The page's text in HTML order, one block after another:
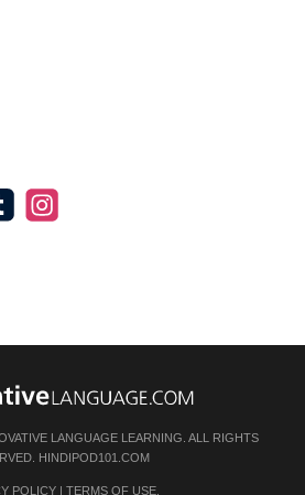
LANGUAGE LEARNING. ALL RIGHTS
HINDIPOD101.COM
POLICY| TERMS OF USE.